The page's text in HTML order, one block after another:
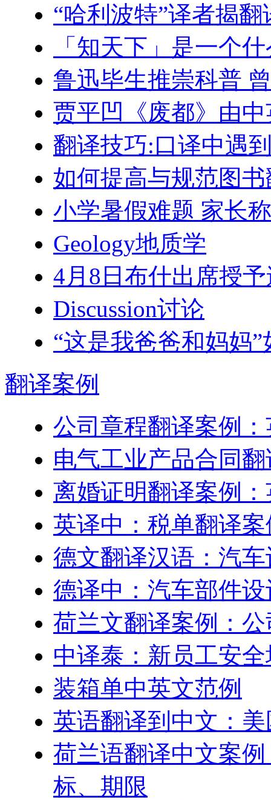
“哈利波特”译者揭
「知天下」是一个
鲁迅毕生推崇科普
贾平凹《废都》由
翻译技巧:口译中遇
如何提高与规范图
小学暑假难题 家长
Geology地质学
4月8日布什出席授
Discussion讨论
“这是我爸爸和妈妈
翻译案例
公司章程翻译案例
电气工业产品合同
离婚证明翻译案例
英译中：税单翻译案
德文翻译汉语：汽
德译中：汽车部件
荷兰文翻译案例：
中译泰：新员工安
装箱单中英文范例
英语翻译到中文：
荷兰语翻译中文案
标、期限